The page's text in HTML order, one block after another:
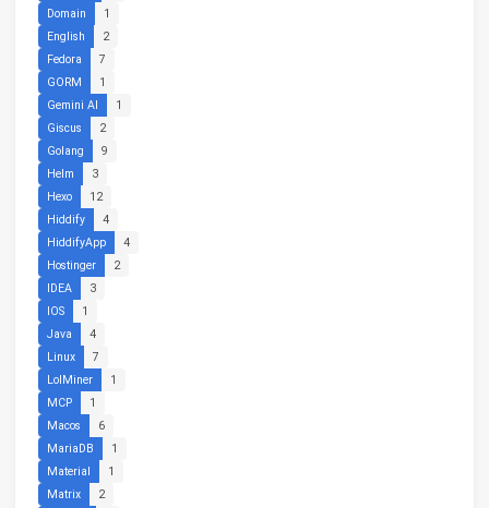
Domain
1
English
2
Fedora
7
GORM
1
Gemini AI
1
Giscus
2
Golang
9
Helm
3
Hexo
12
Hiddify
4
HiddifyApp
4
Hostinger
2
IDEA
3
IOS
1
Java
4
Linux
7
LolMiner
1
MCP
1
Macos
6
MariaDB
1
Material
1
Matrix
2